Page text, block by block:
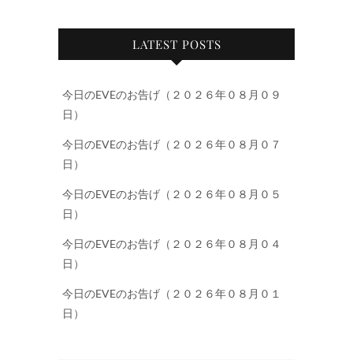
LATEST POSTS
今日のEVEのお告げ（２０２６年０８月０９
日）
今日のEVEのお告げ（２０２６年０８月０７
日）
今日のEVEのお告げ（２０２６年０８月０５
日）
今日のEVEのお告げ（２０２６年０８月０４
日）
今日のEVEのお告げ（２０２６年０８月０１
日）